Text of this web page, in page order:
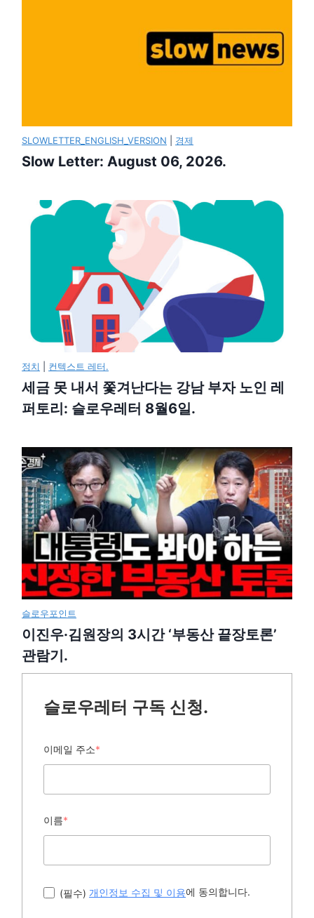
SLOWLETTER_ENGLISH_VERSION 경제
Slow Letter: August 06, 2026.
정치 컨텍스트 레터.
세금 못 내서 쫓겨난다는 강남 부자 노인 레
퍼토리: 슬로우레터 8월6일.
슬로우포인트
이진우·김원장의 3시간 ‘부동산 끝장토론’
관람기.
슬로우레터 구독 신청.
이메일 주소*
이름*
(필수) 개인정보 수집 및 이용에 동의합니다.